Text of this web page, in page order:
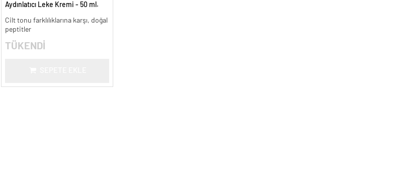
Aydınlatıcı Leke Kremi - 50 ml.
Cilt tonu farklılıklarına karşı, doğal
peptitler
TÜKENDİ